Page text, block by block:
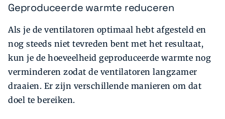
Geproduceerde warmte reduceren
Als je de ventilatoren optimaal hebt afgesteld en
nog steeds niet tevreden bent met het resultaat,
kun je de hoeveelheid geproduceerde warmte nog
verminderen zodat de ventilatoren langzamer
draaien. Er zijn verschillende manieren om dat
doel te bereiken.